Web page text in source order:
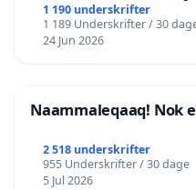
lokalområde i balance
1 190 underskrifter
1 189 Underskrifter / 30
24 Jun 2026
Naammaleqaaq! Nok
2 518 underskrifter
955 Underskrifter / 30 dage
5 Jul 2026